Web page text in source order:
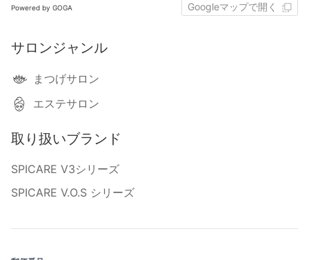
Powered by GOGA Googleマップで開く
サロンジャンル
まつげサロン
エステサロン
取り扱いブランド
SPICARE V3シリーズ
SPICARE V.O.S シリーズ